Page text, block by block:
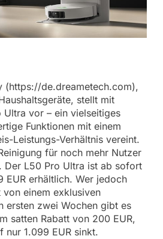
(https://de.dreametech.com),
stellt mit
Ultra vor – ein vielseitiges
Funktionen mit einem
Leistungs-Verhältnis vereint.
für noch mehr Nutzer
Der L50 Pro Ultra ist ab sofort
EUR erhältlich. Wer jedoch
einem exklusiven
ersten zwei Wochen gibt es
satten Rabatt von 200 EUR,
nur 1.099 EUR sinkt.